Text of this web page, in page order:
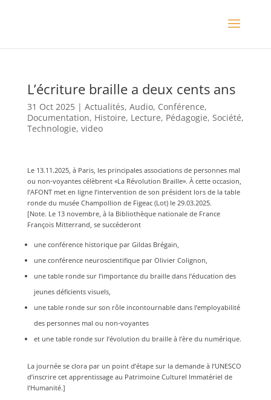
L’écriture braille a deux cents ans
31 Oct 2025| Actualités, Audio, Conférence,
Documentation, Histoire, Lecture, Pédagogie, Société,
Technologie, video
Le 13.11.2025, à Paris, les principales associations de personnes mal
ou non-voyantes célèbrent «La Révolution Braille». À cette occasion,
l’AFONT met en ligne l’intervention de son président lors de la table
ronde du musée Champollion de Figeac (Lot) le 29.03.2025.
[Note. Le 13 novembre, à la Bibliothèque nationale de France
François Mitterrand, se succéderont
une conférence historique par Gildas Brégain,
une conférence neuroscientifique par Olivier Colignon,
une table ronde sur l’importance du braille dans l’éducation des
jeunes déficients visuels,
une table ronde sur son rôle incontournable dans l’employabilité
des personnes mal ou non-voyantes
et une table ronde sur l’évolution du braille à l’ère du numérique.
La journée se clora par un point d’étape sur la demande à l’UNESCO
d’inscrire cet apprentissage au Patrimoine Culturel Immatériel de
l’Humanité.]